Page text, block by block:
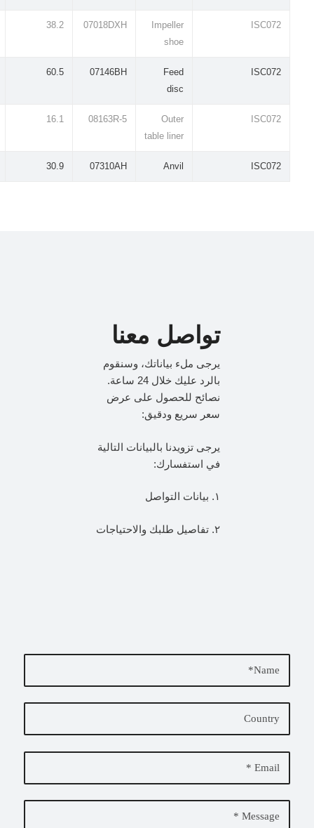
ISC072
Impeller
shoe
07018DXH
38.2
ISC072
Feed
disc
07146BH
60.5
ISC072
Outer
table liner
08163R-5
16.1
ISC072
Anvil
07310AH
30.9
تواصل معنا
يرجى ملء بياناتك، وسنقوم
بالرد عليك خلال 24 ساعة.
نصائح للحصول على عرض
سعر سريع ودقيق:
يرجى تزويدنا بالبيانات التالية
في استفسارك:
١. بيانات التواصل
٢. تفاصيل طلبك والاحتياجات